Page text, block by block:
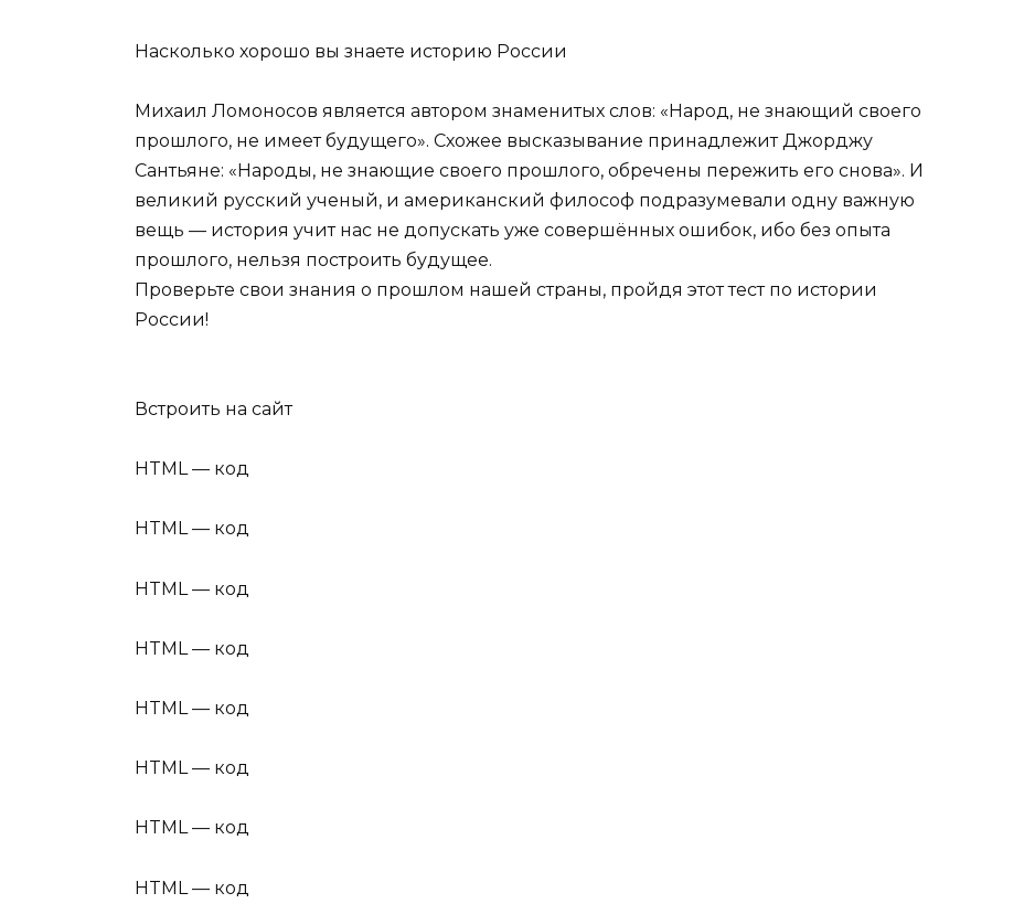
Насколько хорошо вы знаете историю России
Михаил Ломоносов является автором знаменитых слов: «Народ, не знающий своего
прошлого, не имеет будущего». Схожее высказывание принадлежит Джорджу
Сантьяне: «Народы, не знающие своего прошлого, обречены пережить его снова». И
великий русский ученый, и американский философ подразумевали одну важную
вещь — история учит нас не допускать уже совершённых ошибок, ибо без опыта
прошлого, нельзя построить будущее.
Проверьте свои знания о прошлом нашей страны, пройдя этот тест по истории
России!
Встроить на сайт
HTML — код
HTML — код
HTML — код
HTML — код
HTML — код
HTML — код
HTML — код
HTML — код